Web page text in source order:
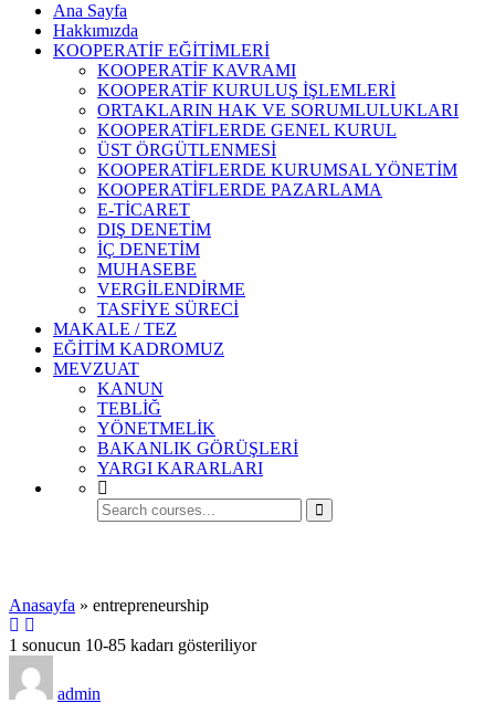
Ana Sayfa
Hakkımızda
KOOPERATİF EĞİTİMLERİ
KOOPERATİF KAVRAMI
KOOPERATİF KURULUŞ İŞLEMLERİ
ORTAKLARIN HAK VE SORUMLULUKLARI
KOOPERATİFLERDE GENEL KURUL
ÜST ÖRGÜTLENMESİ
KOOPERATİFLERDE KURUMSAL YÖNETİM
KOOPERATİFLERDE PAZARLAMA
E-TİCARET
DIŞ DENETİM
İÇ DENETİM
MUHASEBE
VERGİLENDİRME
TASFİYE SÜRECİ
MAKALE / TEZ
EĞİTİM KADROMUZ
MEVZUAT
KANUN
TEBLİĞ
YÖNETMELİK
BAKANLIK GÖRÜŞLERİ
YARGI KARARLARI
Anasayfa » entrepreneurship
1 sonucun 10-85 kadarı gösteriliyor
admin